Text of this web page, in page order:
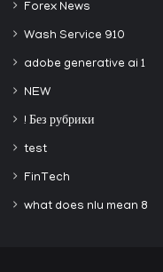
Forex News
Wash Service 910
adobe generative ai 1
NEW
! Без рубрики
test
FinTech
what does nlu mean 8